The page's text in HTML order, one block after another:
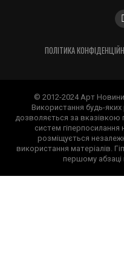
ПОЛІТИКА
© 2012-2024 Арт Новини
Використання будь-яких
дозволяється за
систем
розміщується
використання матеріалів.
першому абзаці